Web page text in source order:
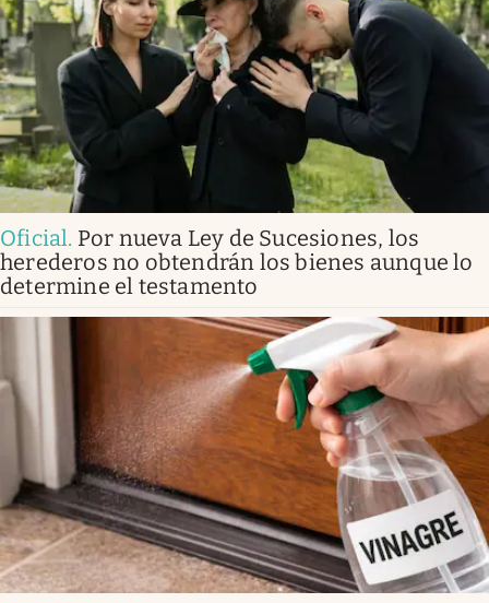
Oficial. Por nueva Ley de Sucesiones, los
herederos no obtendrán los bienes aunque lo
determine el testamento